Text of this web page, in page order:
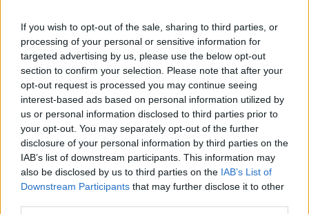
If you wish to opt-out of the sale, sharing to third parties, or
processing of your personal or sensitive information for
targeted advertising by us, please use the below opt-out
section to confirm your selection. Please note that after your
opt-out request is processed you may continue seeing
interest-based ads based on personal information utilized by
us or personal information disclosed to third parties prior to
your opt-out. You may separately opt-out of the further
disclosure of your personal information by third parties on the
IAB’s list of downstream participants. This information may
also be disclosed by us to third parties on the IAB’s List of
Downstream Participants that may further disclose it to other
El artículo 38 quáter del Reglamento de Organización
y Funcionamiento del Consejo Social de la
Universidad de Las Palmas de Gran Canaria
establece que el Consejo Social debe aprobar un
Reglamento del Servicio de Control Interno que
contemple, al menos, el alcance, las técnicas y
procedimientos de auditoría, así como el
procedimiento para realizar el seguimiento y la
evaluación del Servicio.
Este Reglamento, además de recoger lo anterior,
facilita las técnicas a llevar a cabo por el Servicio de
Control Interno con el fin de que pueda verificar que la
actividad administrativa de la ULPGC se ajusta a los